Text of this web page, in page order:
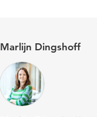
Marlijn Dingshoff